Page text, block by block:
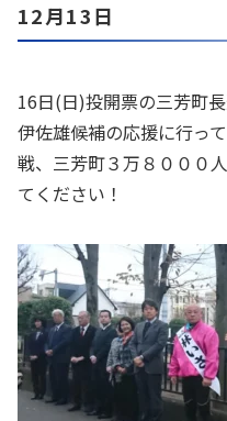
12月13日
16日(日)投開票の三芳町
伊佐雄候補の応援に行っ
戦、三芳町３万８０００
てください！